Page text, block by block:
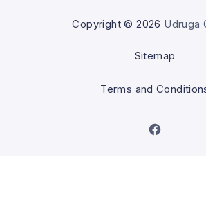
Copyright © 2026 Udruga
Sitemap
Terms and
New